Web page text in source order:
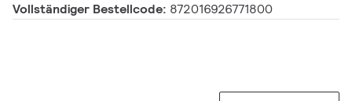
Vollständiger Bestellcode: 872016926771800